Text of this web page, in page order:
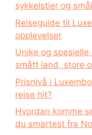
sykkelstier og
Reiseguide til
opplevelser
Unike og
smått land, store
Prisnivå i
reise hit?
Hvordan komme
du smartest fra